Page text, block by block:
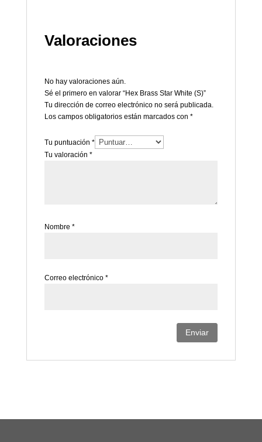
Valoraciones
No hay valoraciones aún.
Sé el primero en valorar “Hex Brass Star White (S)”
Tu dirección de correo electrónico no será publicada.
Los campos obligatorios están marcados con *
Tu puntuación *
Tu valoración *
Nombre *
Correo electrónico *